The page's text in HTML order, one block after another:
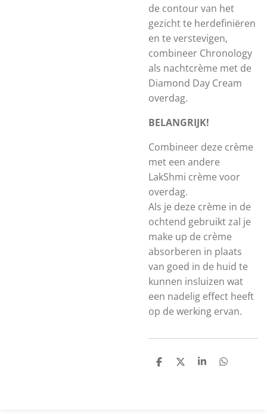
de contour van het
gezicht te herdefiniëren
en te verstevigen,
combineer Chronology
als nachtcrème met de
Diamond Day Cream
overdag.
BELANGRIJK!
Combineer deze crème
met een andere
LakShmi crème voor
overdag.
Als je deze crème in de
ochtend gebruikt zal je
make up de crème
absorberen in plaats
van goed in de huid te
kunnen insluizen wat
een nadelig effect heeft
op de werking ervan.
D
D
S
D